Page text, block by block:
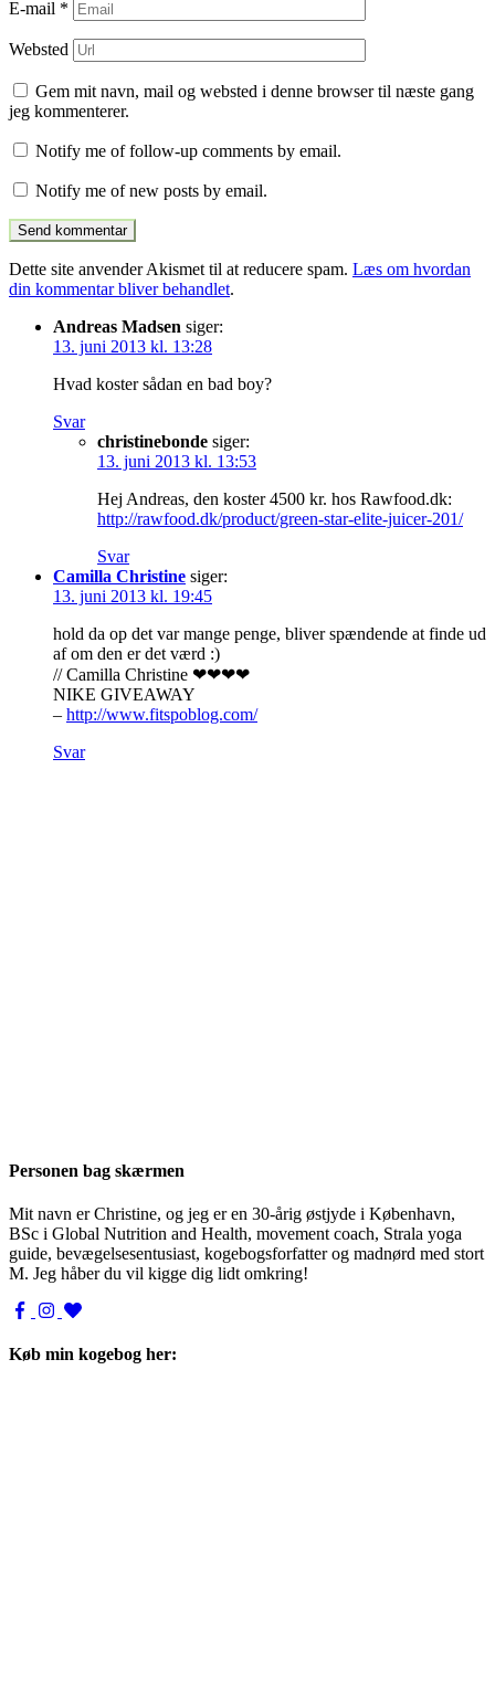
E-mail *
Websted
Gem mit navn, mail og websted i denne browser til næste gang
jeg kommenterer.
Notify me of follow-up comments by email.
Notify me of new posts by email.
Dette site anvender Akismet til at reducere spam. Læs om hvordan
din kommentar bliver behandlet.
Andreas Madsen siger:
13. juni 2013 kl. 13:28
Hvad koster sådan en bad boy?
Svar
christinebonde siger:
13. juni 2013 kl. 13:53
Hej Andreas, den koster 4500 kr. hos Rawfood.dk:
http://rawfood.dk/product/green-star-elite-juicer-201/
Svar
Camilla Christine siger:
13. juni 2013 kl. 19:45
hold da op det var mange penge, bliver spændende at finde ud
af om den er det værd :)
// Camilla Christine ❤❤❤❤
NIKE GIVEAWAY
– http://www.fitspoblog.com/
Svar
Personen bag skærmen
Mit navn er Christine, og jeg er en 30-årig østjyde i København,
BSc i Global Nutrition and Health, movement coach, Strala yoga
guide, bevægelsesentusiast, kogebogsforfatter og madnørd med stort
M. Jeg håber du vil kigge dig lidt omkring!
Køb min kogebog her: